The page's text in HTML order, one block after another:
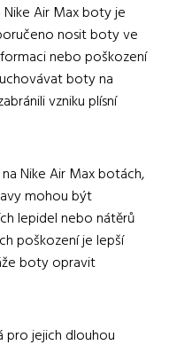
Air Max boty je
nosit boty ve
nebo poškození
boty na
vzniku plísní
Nike Air Max botách,
mohou být
lepidel nebo nátěrů
poškození je lepší
boty opravit
pro jejich dlouhou